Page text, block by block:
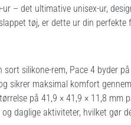
– det ultimative unisex-ur,
tøj, er dette ur din perfekte
sort silikone-rem, Pace 4 byder
sikrer maksimal komfort
på 41,9 × 41,9 × 11,8
daglige aktiviteter, hvilket gør